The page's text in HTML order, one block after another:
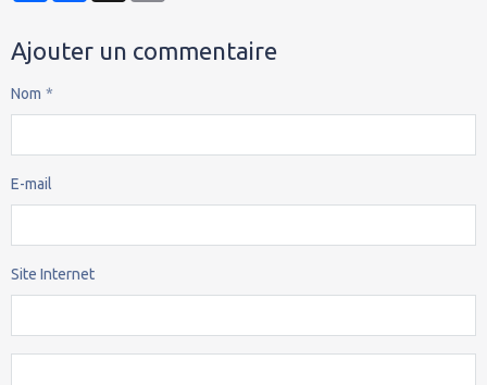
Ajouter un commentaire
Nom
E-mail
Site Internet